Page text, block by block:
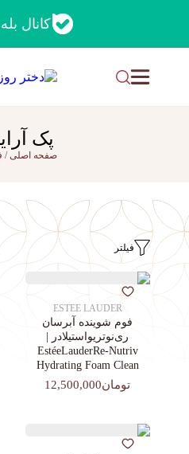
کانال
پک
صفحه اصلی/
فیلتر
ESTEE LAUDER
فوم شوینده آبرسان
ری‌نوتریواستیلادر |
EstéeLauderRe-Nutriv
Hydrating Foam Clean
تومان12,500,000